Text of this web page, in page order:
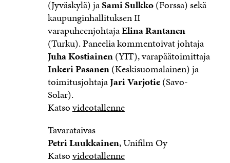
(Jyväskylä) jaSami Sulkko(Forssa) sekä
kaupunginhallituksen II
varapuheenjohtajaElina Rantanen
(Turku). Paneelia kommentoivat johtaja
Juha Kostiainen(YIT), varapäätoimittaja
Inkeri Pasanen(Keskisuomalainen) ja
toimitusjohtajaJari Varjotie(Savo-
Solar).
Katsovideotallenne
Tavarataivas
Petri Luukkainen, Unifilm Oy
Katsovideotallenne